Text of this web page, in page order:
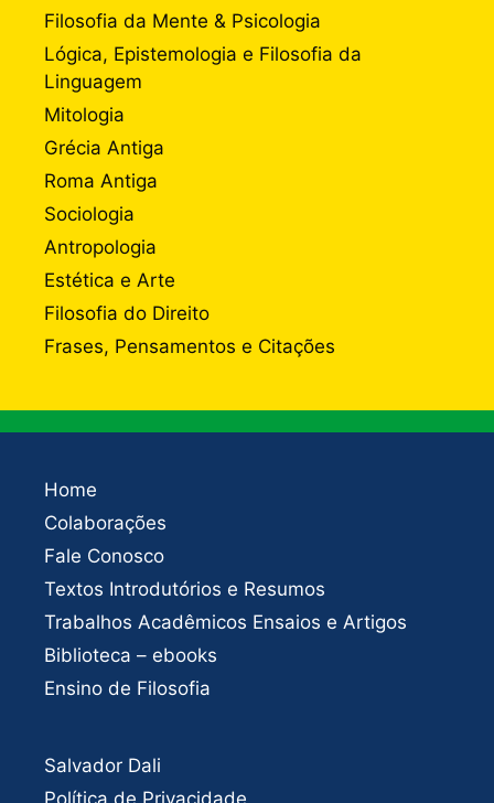
Filosofia da Mente & Psicologia
Lógica, Epistemologia e Filosofia da
Linguagem
Mitologia
Grécia Antiga
Roma Antiga
Sociologia
Antropologia
Estética e Arte
Filosofia do Direito
Frases, Pensamentos e Citações
Home
Colaborações
Fale Conosco
Textos Introdutórios e Resumos
Trabalhos Acadêmicos Ensaios e Artigos
Biblioteca – ebooks
Ensino de Filosofia
Salvador Dali
Política de Privacidade